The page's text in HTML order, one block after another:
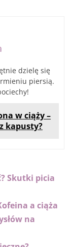
dzielę się
piersią.
w ciąży –
kapusty?
Skutki picia
a ciąża
na